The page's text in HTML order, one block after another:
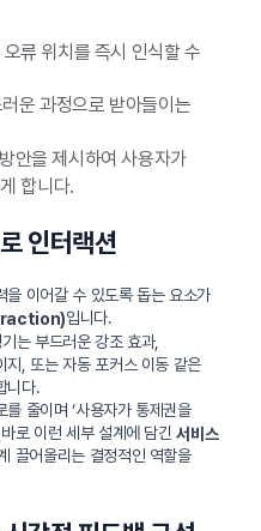
류 위치를 즉시 인식할 수
운 과정으로 받아들이는
안을 제시하여 사용자가
합니다.
인터랙션
을 이어갈 수 있도록 돕는 요소가
입니다.
는 부드러운 강조 효과,
지, 또는 자동 포커스 이동 같은
니다.
줄이며 ‘사용자가 통제권을
로 이런 세부 설계에 담긴서비스
끌어올리는 결정적인 역할을